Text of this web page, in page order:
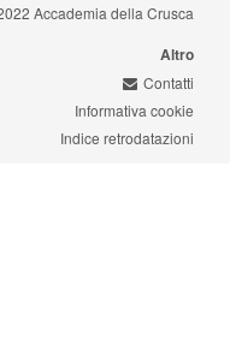
Accademia della Crusca
Altro
Contatti
Informativa cookie
Indice retrodatazioni